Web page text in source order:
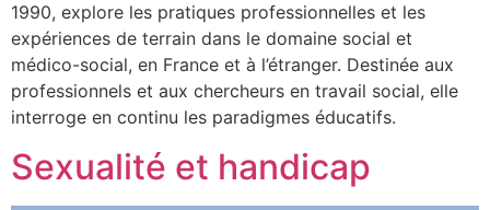
1990, explore les pratiques professionnelles et les
expériences de terrain dans le domaine social et
médico-social, en France et à l’étranger. Destinée aux
professionnels et aux chercheurs en travail social, elle
interroge en continu les paradigmes éducatifs.
Sexualité et handicap